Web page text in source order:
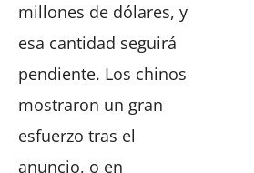
millones de dólares, y
esa cantidad seguirá
pendiente. Los chinos
mostraron un gran
esfuerzo tras el
anuncio, o en